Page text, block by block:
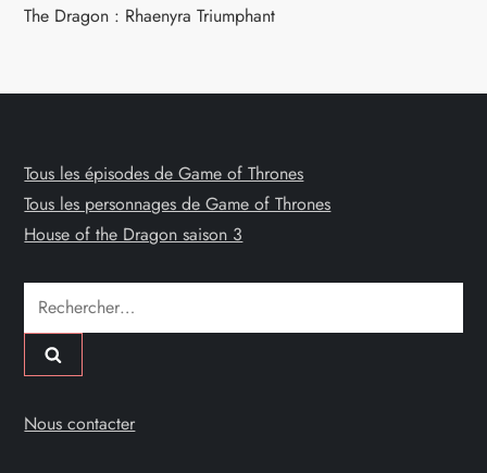
The Dragon : Rhaenyra Triumphant
Tous les épisodes de Game of Thrones
Tous les personnages de Game of Thrones
House of the Dragon saison 3
Rechercher :
Nous contacter